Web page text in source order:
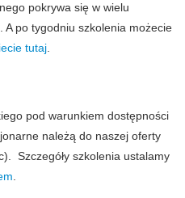
pokrywa się w wielu
po tygodniu szkolenia możecie
tutaj
pod warunkiem dostępności
należą do naszej oferty
Szczegóły szkolenia ustalamy